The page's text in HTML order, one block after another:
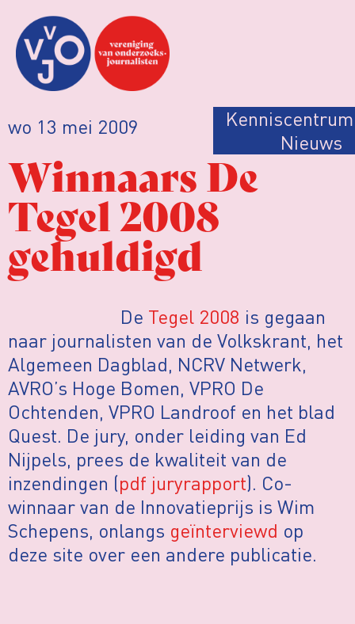
wo 13 mei 2009 Kenniscentrum
Nieuws
Winnaars De
Tegel 2008
gehuldigd
De Tegel 2008 is gegaan
naar journalisten van de Volkskrant, het
Algemeen Dagblad, NCRV Netwerk,
AVRO’s Hoge Bomen, VPRO De
Ochtenden, VPRO Landroof en het blad
Quest. De jury, onder leiding van Ed
Nijpels, prees de kwaliteit van de
inzendingen (pdf juryrapport). Co-
winnaar van de Innovatieprijs is Wim
Schepens, onlangs geïnterviewd op
deze site over een andere publicatie.